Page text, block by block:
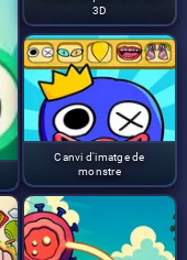
3D
Canvi d'imatge de
monstre